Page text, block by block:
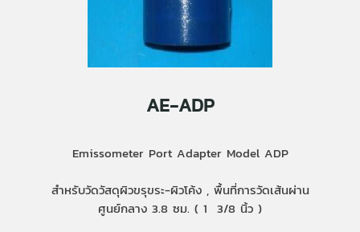
AE-ADP
Emissometer Port Adapter Model ADP
สำหรับวัดวัสดุผิวขรุขระ-ผิวโค้ง , พื้นที่การวัดเส้นผ่าน
ศูนย์กลาง 3.8 ซม. ( 1 3/8 นิ้ว )